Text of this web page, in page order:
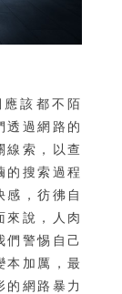
該都不陌
透過網路的
線索，以查
的搜索過程
感，彷彿自
來說，人肉
們警惕自己
本加厲，最
的網路暴力